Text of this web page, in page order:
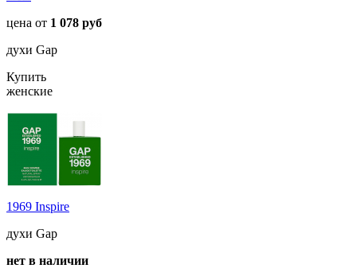
цена от 1 078 руб
духи Gap
Купить
женские
1969 Inspire
духи Gap
нет в наличии